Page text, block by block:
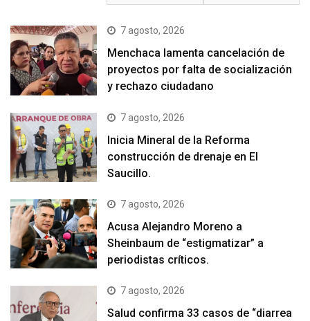
7 agosto, 2026
Menchaca lamenta cancelación de
proyectos por falta de socialización
y rechazo ciudadano
7 agosto, 2026
Inicia Mineral de la Reforma
construcción de drenaje en El
Saucillo.
7 agosto, 2026
Acusa Alejandro Moreno a
Sheinbaum de “estigmatizar” a
periodistas críticos.
7 agosto, 2026
Salud confirma 33 casos de “diarrea